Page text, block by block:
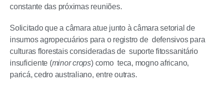
constante das próximas reuniões.
Solicitado que a câmara atue junto à câmara setorial de
insumos agropecuários para o registro de defensivos para
culturas florestais consideradas de suporte fitossanitário
insuficiente (minor crops) como teca, mogno africano,
paricá, cedro australiano, entre outras.